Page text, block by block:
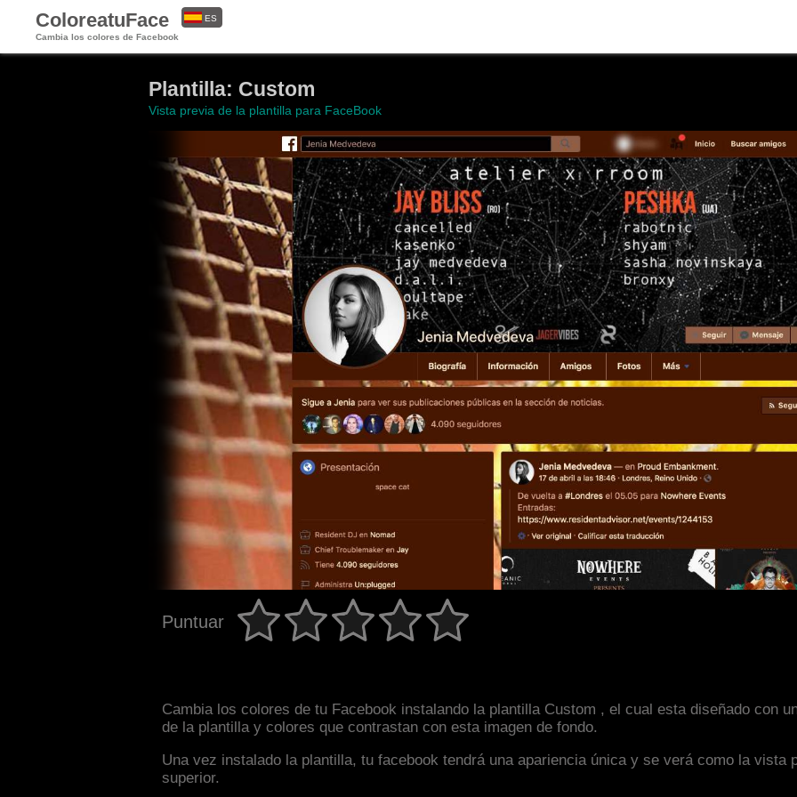
ColoreatuFace
Cambia los colores de Facebook
ES
Plantilla: Custom
Vista previa de la plantilla para FaceBook
Puntuar
Cambia los colores de tu Facebook instalando la plantilla Custom , el cual esta diseñado con
de la plantilla y colores que contrastan con esta imagen de fondo.
Una vez instalado la plantilla, tu facebook tendrá una apariencia única y se verá como la vista
superior.